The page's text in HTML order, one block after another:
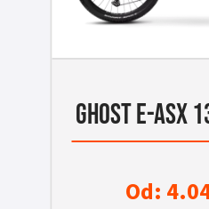
GHOST E-ASX
Od: